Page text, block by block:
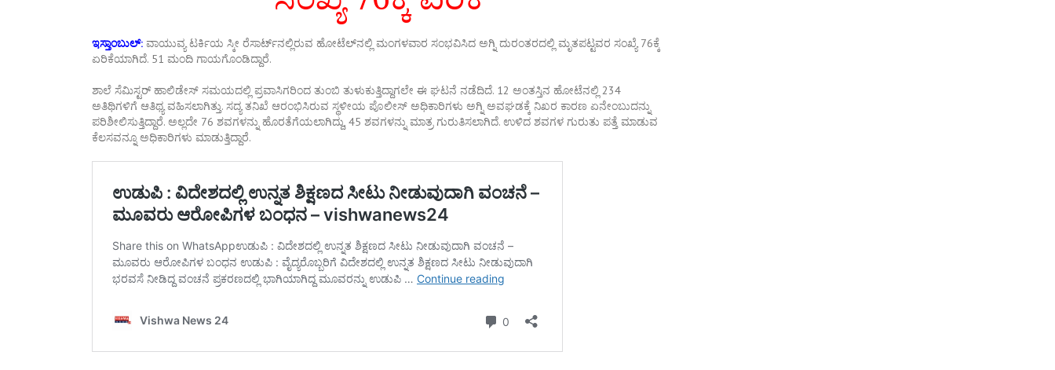
ಇಸ್ತಾಂಬುಲ್:‌ ವಾಯುವ್ಯ ಟರ್ಕಿಯ ಸ್ಕೀ ರೆಸಾರ್ಟ್‌ನಲ್ಲಿರುವ ಹೋಟೆಲ್‌ನಲ್ಲಿ ಮಂಗಳವಾರ ಸಂಭವಿಸಿದ ಅಗ್ನಿ ದುರಂತರದಲ್ಲಿ ಮೃತಪಟ್ಟವರ ಸಂಖ್ಯೆ 76ಕ್ಕೆ
ಏರಿಕೆಯಾಗಿದೆ. 51 ಮಂದಿ ಗಾಯಗೊಂಡಿದ್ದಾರೆ.
ಶಾಲೆ ಸೆಮಿಸ್ಟರ್‌ ಹಾಲಿಡೇಸ್‌ ಸಮಯದಲ್ಲಿ ಪ್ರವಾಸಿಗರಿಂದ ತುಂಬಿ ತುಳುಕುತ್ತಿದ್ದಾಗಲೇ ಈ ಘಟನೆ ನಡೆದಿದೆ. 12 ಅಂತಸ್ತಿನ ಹೋಟೆನಲ್ಲಿ 234
ಅತಿಥಿಗಳಿಗೆ ಆತಿಥ್ಯ ವಹಿಸಲಾಗಿತ್ತು. ಸದ್ಯ ತನಿಖೆ ಆರಂಭಿಸಿರುವ ಸ್ಥಳೀಯ ಪೊಲೀಸ್‌ ಅಧಿಕಾರಿಗಳು ಅಗ್ನಿ ಅವಘಡಕ್ಕೆ ನಿಖರ ಕಾರಣ ಏನೇಂಬುದನ್ನು
ಪರಿಶೀಲಿಸುತ್ತಿದ್ದಾರೆ. ಅಲ್ಲದೇ 76 ಶವಗಳನ್ನು ಹೊರತೆಗೆಯಲಾಗಿದ್ದು, 45 ಶವಗಳನ್ನು ಮಾತ್ರ ಗುರುತಿಸಲಾಗಿದೆ. ಉಳಿದ ಶವಗಳ ಗುರುತು ಪತ್ತೆ ಮಾಡುವ
ಕೆಲಸವನ್ನೂ ಅಧಿಕಾರಿಗಳು ಮಾಡುತ್ತಿದ್ದಾರೆ.